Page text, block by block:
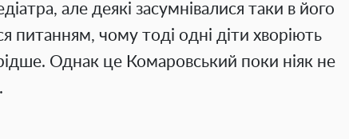
але деякі засумнівалися таки в його
питанням, чому тоді одні діти хворіють
Однак це Комаровський поки ніяк не